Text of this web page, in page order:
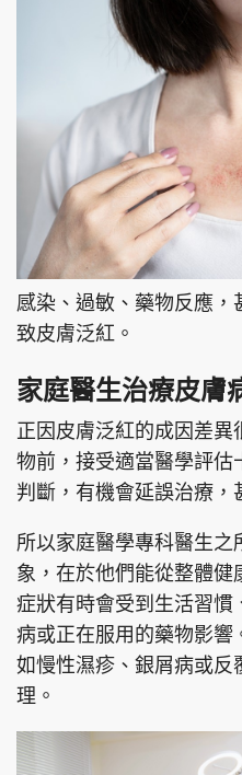
感染、過敏、藥物反應，
致皮膚泛紅。
家庭醫生治療皮膚
正因皮膚泛紅的成因差異
物前，接受適當醫學評估
判斷，有機會延誤治療，
所以家庭醫學專科醫生
象，在於他們能從整體健
症狀有時會受到生活習慣
病或正在服用的藥物影響
如慢性濕疹、銀屑病或反
理。